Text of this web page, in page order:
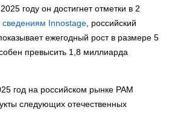
году он достигнет отметки в 2
сведениям Innostage, российский
ежегодный рост в размере 5
превысить 1,8 миллиарда
год на российском рынке PAM
следующих отечественных